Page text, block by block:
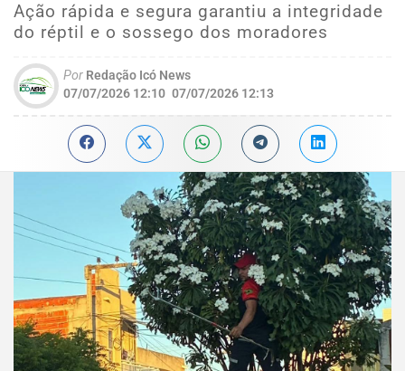
Ação rápida e segura garantiu a integridade
do réptil e o sossego dos moradores
Por Redação Icó News
07/07/2026 12:10 07/07/2026 12:13